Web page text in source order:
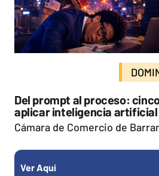
Del prompt al proceso:
aplicar inteligencia artificial
Cámara de Comercio de
Ver Aquí